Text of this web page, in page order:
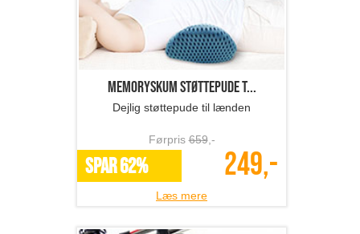
Memoryskum støttepude t...
Dejlig støttepude til lænden
Førpris659,-
SPAR 62% 249,-
Læs mere